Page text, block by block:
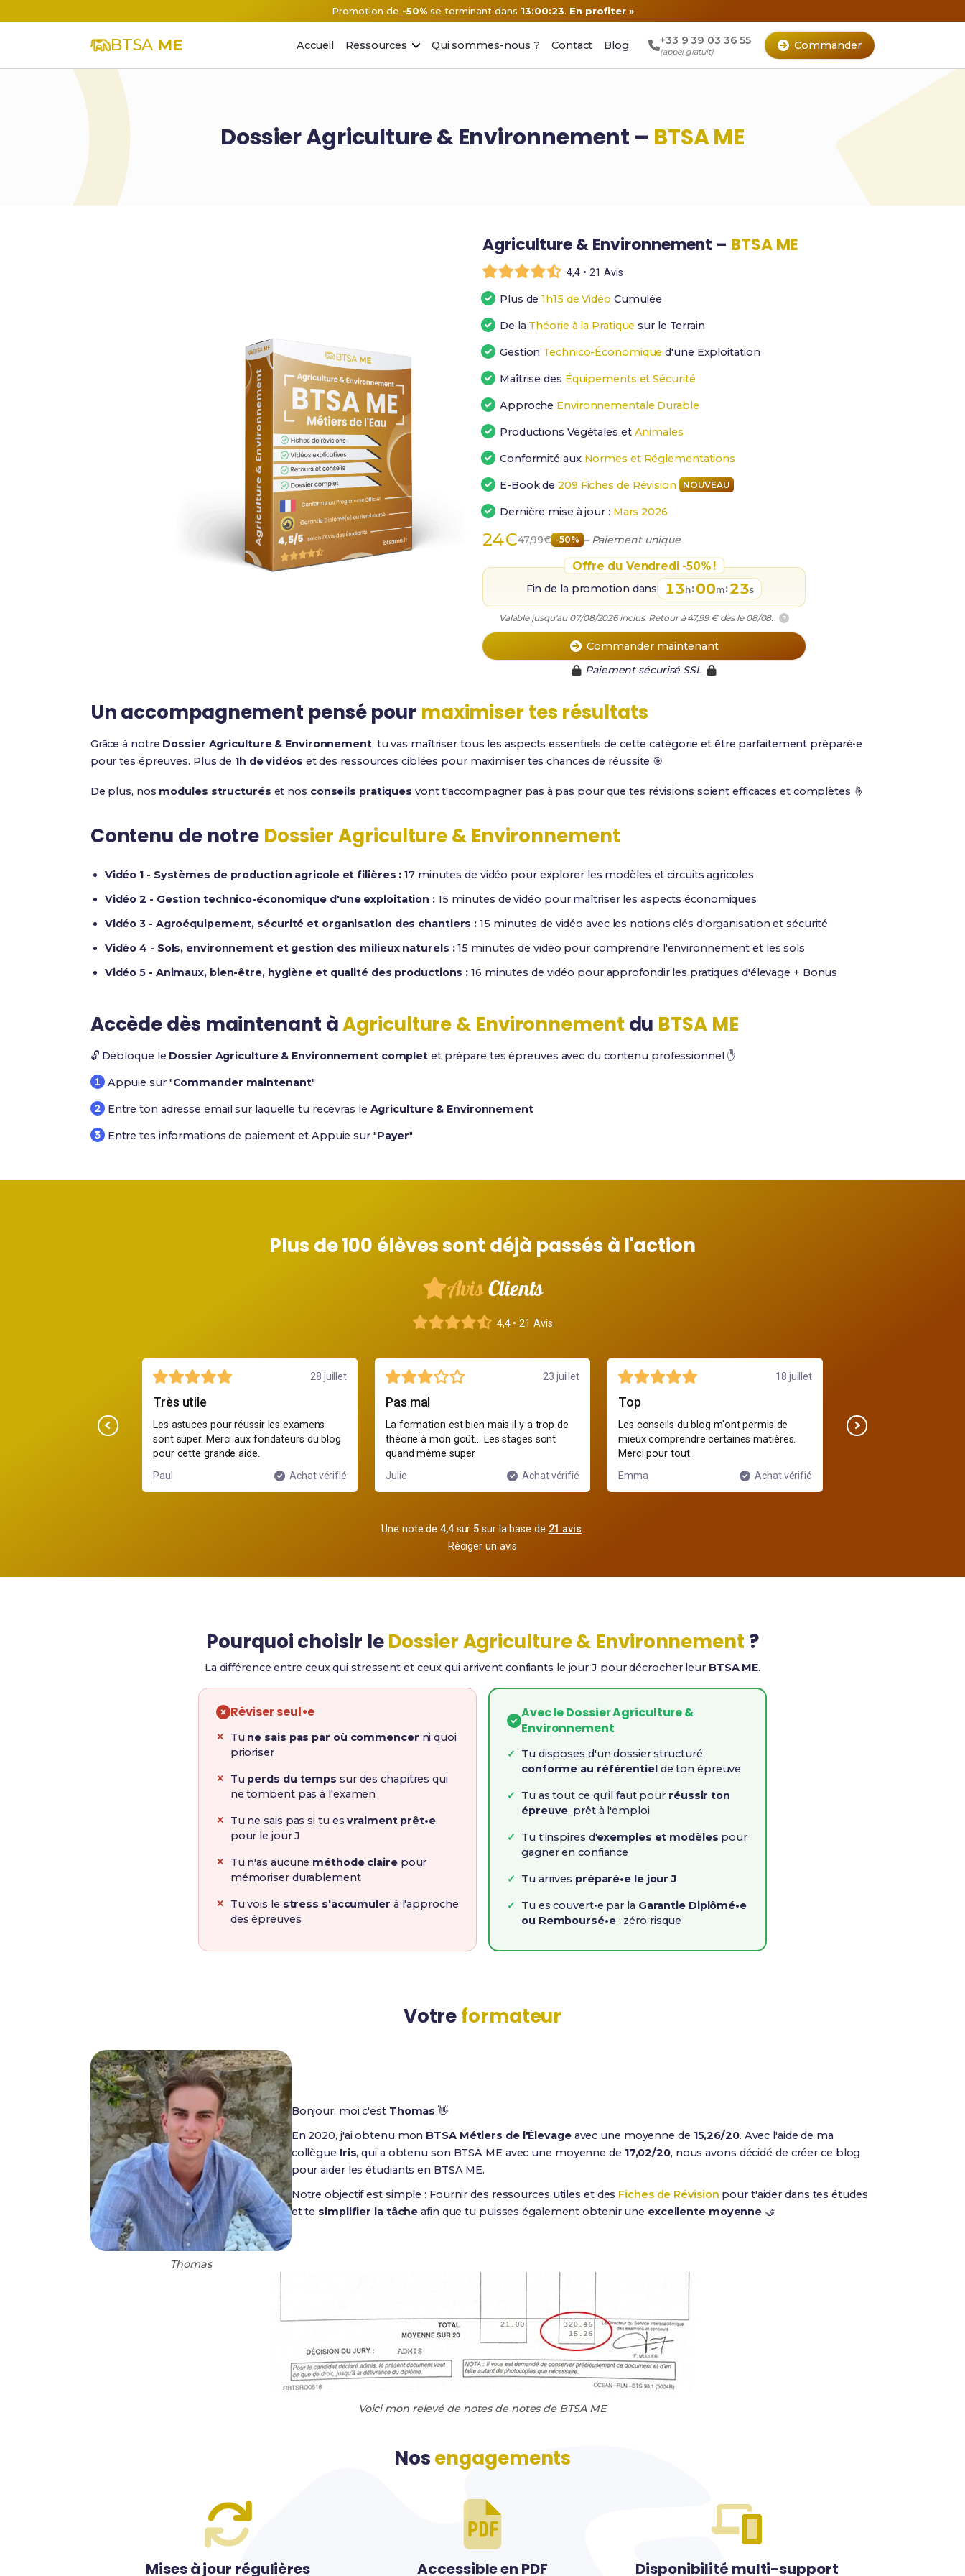
Promotion de -50%se terminant dans 13:00:22. En profiter »
BTSA ME Accueil Ressources Qui sommes-nous ? Contact Blog +33 9 39 03 36 55
(appel gratuit)
Commander
Dossier Agriculture & Environnement – BTSA ME
Agriculture & Environnement – BTSA ME
4,4 • 21 Avis
Plus de1h15 de Vidéo Cumulée
De la Théorie à la Pratique sur le Terrain
Gestion Technico-Économique d'une Exploitation
Maîtrise des Équipements et Sécurité
Approche Environnementale Durable
Productions Végétales et Animales
Conformité aux Normes et Réglementations
E-Book de 209 Fiches de Révision NOUVEAU
Dernière mise à jour : Mars 2026
24€47,99€ -50% – Paiement unique
Offre du Vendredi -50% !
Fin de la promotion dans 13h:00m:22s
Valable jusqu'au 07/08/2026 inclus. Retour à 47,99 € dès le 08/08. ?
Commander maintenant
Paiement sécurisé SSL
Un accompagnement pensé pour maximiser tes résultats
Grâce à notre Dossier Agriculture & Environnement, tu vas maîtriser tous les aspects essentiels de cette catégorie et être parfaitement préparé•e
pour tes épreuves. Plus de 1h de vidéos et des ressources ciblées pour maximiser tes chances de réussite 🎯
De plus, nos modules structurés et nos conseils pratiques vont t'accompagner pas à pas pour que tes révisions soient efficaces et complètes 🤞
Contenu de notre Dossier Agriculture & Environnement
Vidéo 1 - Systèmes de production agricole et filières : 17 minutes de vidéo pour explorer les modèles et circuits agricoles
Vidéo 2 - Gestion technico-économique d'une exploitation :15 minutes de vidéo pour maîtriser les aspects économiques
Vidéo 3 - Agroéquipement, sécurité et organisation des chantiers : 15 minutes de vidéo avec les notions clés d'organisation et sécurité
Vidéo 4 - Sols, environnement et gestion des milieux naturels :15 minutes de vidéo pour comprendre l'environnement et les sols
Vidéo 5 - Animaux, bien-être, hygiène et qualité des productions : 16 minutes de vidéo pour approfondir les pratiques d'élevage + Bonus
Accède dès maintenant àAgriculture & Environnement du BTSA ME
🔓 Débloque le Dossier Agriculture & Environnement complet et prépare tes épreuves avec du contenu professionnel ✋
Appuie sur "Commander maintenant"
Entre ton adresse email sur laquelle tu recevras le Agriculture & Environnement
Entre tes informations de paiement et Appuie sur "Payer"
Plus de 100 élèves sont déjà passés à l'action
AvisClients
4,4 • 21 Avis
conseils du blog m'ont
28 juillet
Très utile
Les astuces pour réussir les examens
sont super. Merci aux fondateurs du blog
pour cette grande aide.
Paul Achat vérifié
23 juillet
Pas mal
La formation est bien mais il y a trop de
théorie à mon goût... Les stages sont
quand même super.
Julie Achat vérifié
18 juillet
Top
Les conseils du blog m'ont permis de
mieux comprendre certaines matières.
Merci pour tout.
Emma Achat vérifié
Les cours sont
partie sur la gestion
Une note de4,4sur 5 sur la base de 21 avis.
Rédiger un avis
Pourquoi choisir leDossier Agriculture & Environnement ?
La différence entre ceux qui stressent et ceux qui arrivent confiants le jour J pour décrocher leur BTSA ME.
Réviser seul•e
Tu ne sais pas par où commencer ni quoi
prioriser
Tu perds du temps sur des chapitres qui
ne tombent pas à l'examen
Tu ne sais pas si tu esvraiment prêt•e
pour le jour J
Tu n'as aucune méthode clairepour
mémoriser durablement
Tu vois le stress s'accumuler à l'approche
des épreuves
Avec le Dossier Agriculture &
Environnement
Tu disposes d'un dossier structuré
conforme au référentielde ton épreuve
Tu as tout ce qu'il faut pour réussir ton
épreuve, prêt à l'emploi
Tu t'inspires d'exemples et modèles pour
gagner en confiance
Tu arrives préparé•e le jour J
Tu es couvert•e par la Garantie Diplômé•e
ou Remboursé•e: zéro risque
Votreformateur
Thomas
Bonjour, moi c'est Thomas 👋
En 2020, j'ai obtenu mon BTSA Métiers de l'Élevageavec une moyenne de 15,26/20. Avec l'aide de ma
collègue Iris, qui a obtenu son BTSA ME avec une moyenne de 17,02/20, nous avons décidé de créer ce blog
pour aider les étudiants en BTSA ME.
Notre objectif est simple : Fournir des ressources utiles et des Fiches de Révision pour t'aider dans tes études
et te simplifier la tâche afin que tu puisses également obtenir une excellente moyenne 🤝
Voici mon relevé de notes de notes de BTSA ME
Nosengagements
Mises à jour régulières Accessible en PDF Disponibilité multi-support